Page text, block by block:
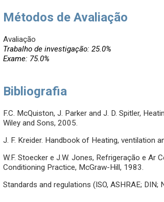
Métodos de Avaliação
Avaliação
Trabalho de investigação: 25.0%
Exame: 75.0%
Bibliografia
F.C. McQuiston, J. Parker and J. D. Spitler,
Wiley and Sons, 2005.
J. F. Kreider. Handbook of Heating, ventilation
W.F. Stoecker e J.W. Jones, Refrigeração e Ar
Conditioning Practice, McGraw-Hill, 1983.
Standards and regulations (ISO, ASHRAE; DIN;